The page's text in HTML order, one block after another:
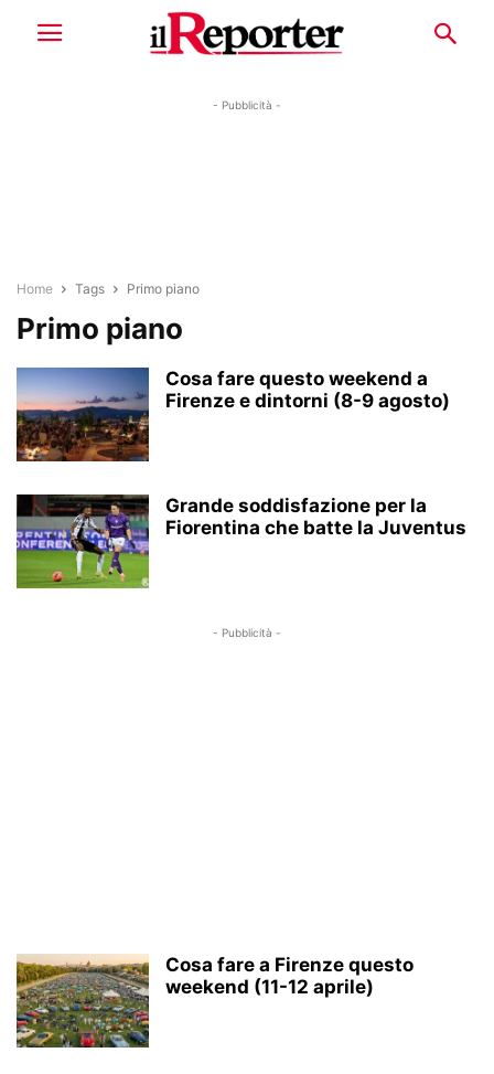
- Pubblicità -
Home Tags Primo piano
Primo piano
Cosa fare questo weekend a
Firenze e dintorni (8-9 agosto)
Grande soddisfazione per la
Fiorentina che batte la Juventus
- Pubblicità -
Cosa fare a Firenze questo
weekend (11-12 aprile)